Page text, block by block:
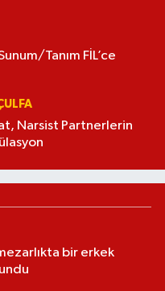
Tanım FİL’ce
Narsist Partnerlerin
bir erkek